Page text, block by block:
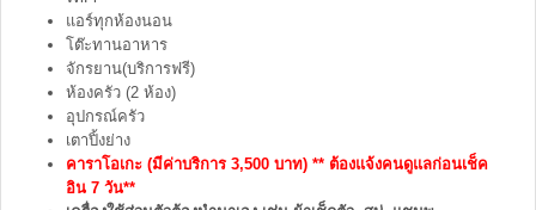
แอร์ทุกห้องนอน
โต๊ะทานอาหาร
จักรยาน(บริการฟรี)
ห้องครัว (2 ห้อง)
อุปกรณ์ครัว
เตาปิ้งย่าง
คาราโอเกะ (มีค่าบริการ 3,500 บาท) ** ต้องแจ้งคนดูแลก่อนเช็ค
อิน 7 วัน**